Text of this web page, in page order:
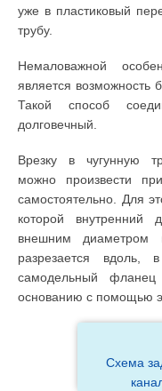
уже в пластиковый
трубу.
Немаловажной
является возможность
Такой способ
долговечный.
Врезку в чугунную
можно произвести
самостоятельно. Для
которой внутренний
внешним диаметром
разрезается вдоль,
самодельный фланец
основанию с помощью
Схема